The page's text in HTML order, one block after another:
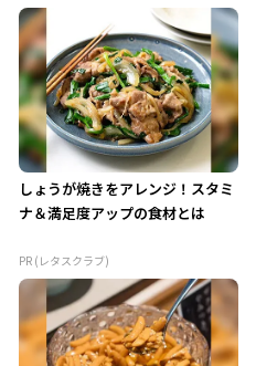
しょうが焼きをアレンジ！スタミ
ナ＆満足度アップの食材とは
PR (レタスクラブ)